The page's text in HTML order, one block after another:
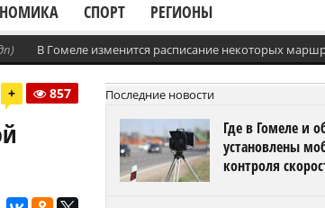
СПОРТ РЕГИОНЫ
В Гомеле изменится расписание некоторых
+ 857 Последние новости
Где в Гомеле и
установлены
контроля